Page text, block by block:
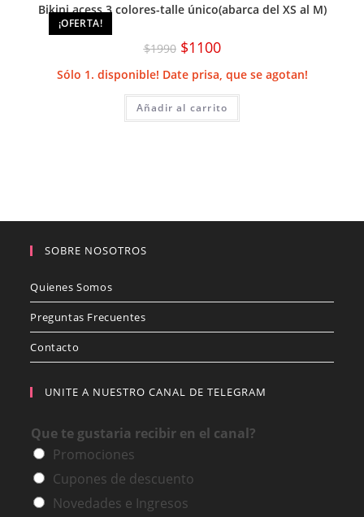
¡OFERTA!
Bikini acess 3 colores-talle único(abarca del XS al M)
$1990 El
precio
original
era:
$1100El
precio
es:
Sólo 1. disponible! Date prisa, que se agotan!
Añadir al carrito
SOBRE NOSOTROS
Quienes Somos
Preguntas Frecuentes
Contacto
UNITE A NUESTRO CANAL DE TELEGRAM
Que te gustaria recibir en el canal?
Promociones
Cupones de descuento
Novedades e Ingresos